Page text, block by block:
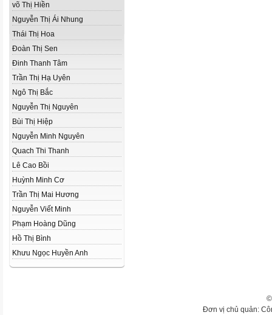
võ Thị Hiền
Nguyễn Thị Ái Nhung
Thái Thị Hoa
Đoàn Thị Sen
Đinh Thanh Tâm
Trần Thị Hạ Uyên
Ngô Thị Bắc
Nguyễn Thị Nguyên
Bùi Thị Hiệp
Nguyễn Minh Nguyên
Quach Thi Thanh
Lê Cao Bồi
Huỳnh Minh Cơ
Trần Thị Mai Hương
Nguyễn Viết Minh
Phạm Hoàng Dũng
Hồ Thị Bình
Khưu Ngọc Huyền Anh
Đơn vị chủ quản: